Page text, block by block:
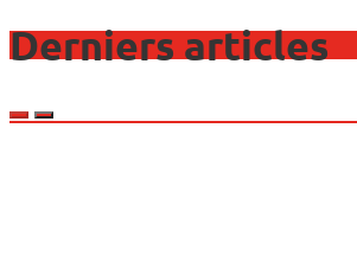
Derniers articles